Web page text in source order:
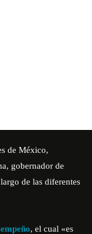
de México,
gobernador de
de las diferentes
, el cual «es